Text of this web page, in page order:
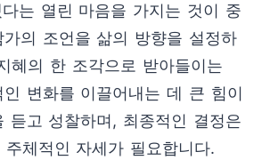
다는 열린 마음을 가지는 것이 중
가의 조언을 삶의 방향을 설정하
혜의 한 조각으로 받아들이는
변화를 이끌어내는 데 큰 힘이
듣고 성찰하며, 최종적인 결정은
체적인 자세가 필요합니다.